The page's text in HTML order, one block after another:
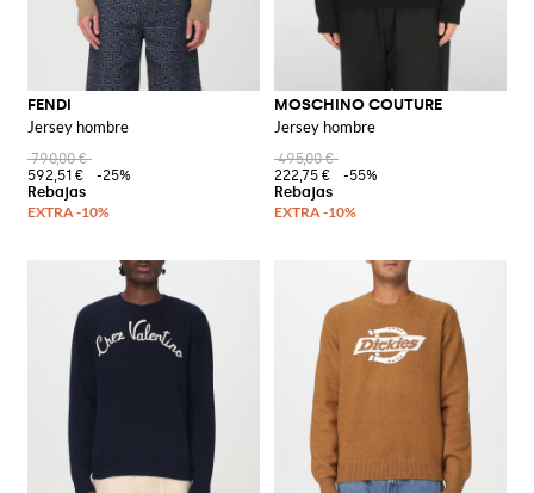
FENDI
Jersey hombre
790,00 €
592,51 €
-25%
MOSCHINO COUTURE
Jersey hombre
495,00 €
222,75 €
-55%